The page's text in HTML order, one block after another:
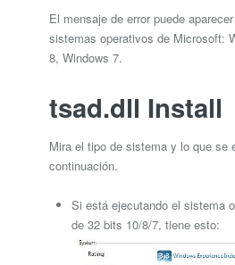
El mensaje de error puede
sistemas operativos de Microsoft:
8, Windows 7.
tsad.dll Install
Mira el tipo de sistema y lo que se
continuación.
Si está ejecutando el sistema
de 32 bits 10/8/7, tiene esto: